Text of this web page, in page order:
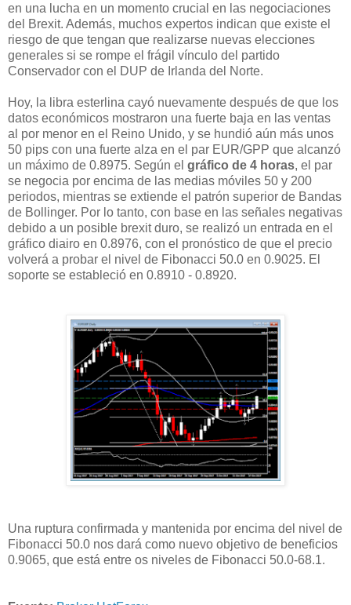
en una lucha en un momento crucial en las negociaciones
del Brexit. Además, muchos expertos indican que existe el
riesgo de que tengan que realizarse nuevas elecciones
generales si se rompe el frágil vínculo del partido
Conservador con el DUP de Irlanda del Norte.
Hoy, la libra esterlina cayó nuevamente después de que los
datos económicos mostraron una fuerte baja en las ventas
al por menor en el Reino Unido, y se hundió aún más unos
50 pips con una fuerte alza en el par EUR/GPP que alcanzó
un máximo de 0.8975. Según el gráfico de 4 horas, el par
se negocia por encima de las medias móviles 50 y 200
periodos, mientras se extiende el patrón superior de Bandas
de Bollinger. Por lo tanto, con base en las señales negativas
debido a un posible brexit duro, se realizó un entrada en el
gráfico diairo en 0.8976, con el pronóstico de que el precio
volverá a probar el nivel de Fibonacci 50.0 en 0.9025. El
soporte se estableció en 0.8910 - 0.8920.
Una ruptura confirmada y mantenida por encima del nivel de
Fibonacci 50.0 nos dará como nuevo objetivo de beneficios
0.9065, que está entre os niveles de Fibonacci 50.0-68.1.